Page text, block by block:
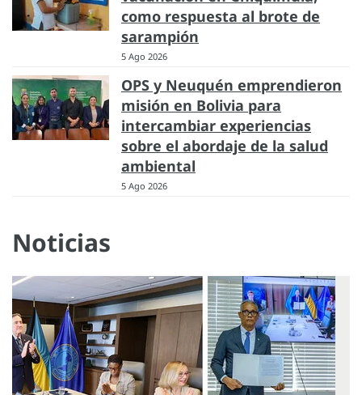
como respuesta al brote de
sarampión
5 Ago 2026
OPS y Neuquén emprendieron
misión en Bolivia para
intercambiar experiencias
sobre el abordaje de la salud
ambiental
5 Ago 2026
Noticias